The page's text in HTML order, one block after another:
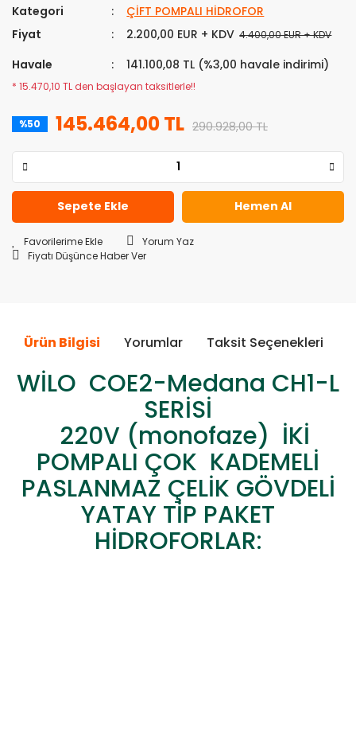
Kategori
ÇİFT POMPALI HİDROFOR
Fiyat
2.200,00 EUR + KDV 4.400,00 EUR + KDV
Havale 141.100,08 TL (%3,00 havale indirimi)
* 15.470,10 TL den başlayan taksitlerle!!
%50 145.464,00 TL 290.928,00 TL
Sepete Ekle Hemen Al
Yorum Yaz
Fiyatı Düşünce Haber Ver
Ürün Bilgisi Yorumlar Taksit Seçenekleri
WİLO COE2-Medana CH1-L
SERİSİ
220V (monofaze) İKİ
POMPALI ÇOK KADEMELİ
PASLANMAZ ÇELİK GÖVDELİ
YATAY TİP PAKET
HİDROFORLAR: